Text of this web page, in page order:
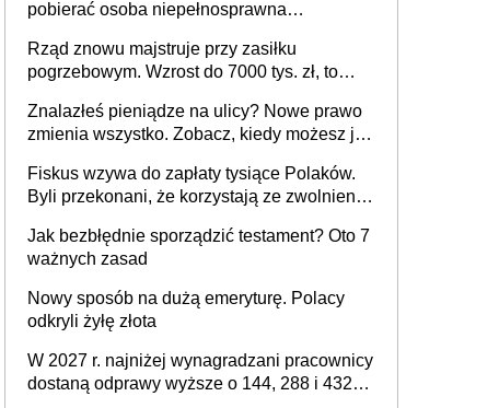
publiczna), najczęstsze pytania
pobierać osoba niepełnosprawna
Rząd znowu majstruje przy zasiłku
pogrzebowym. Wzrost do 7000 tys. zł, to
Znalazłeś pieniądze na ulicy? Nowe prawo
zmienia wszystko. Zobacz, kiedy możesz je
Fiskus wzywa do zapłaty tysiące Polaków.
Byli przekonani, że korzystają ze zwolnienia
Jak bezbłędnie sporządzić testament? Oto 7
ważnych zasad
Nowy sposób na dużą emeryturę. Polacy
odkryli żyłę złota
W 2027 r. najniżej wynagradzani pracownicy
dostaną odprawy wyższe o 144, 288 i 432